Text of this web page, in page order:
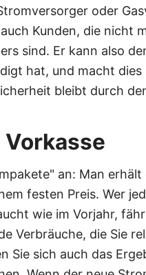
oder
Kunden, die nicht
sind. Er kann also
hat, und macht
bleibt durch
an: Man
festen Preis. Wer
wie im Vorjahr,
Verbräuche, die Sie
Sie sich auch das